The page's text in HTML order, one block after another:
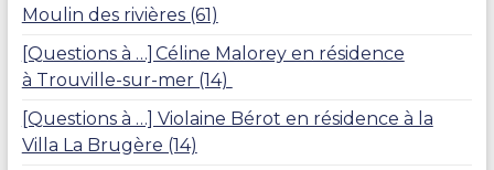
Moulin des rivières (61)
[Questions à …] Céline Malorey en résidence
à Trouville-sur-mer (14)
[Questions à …] Violaine Bérot en résidence à la
Villa La Brugère (14)